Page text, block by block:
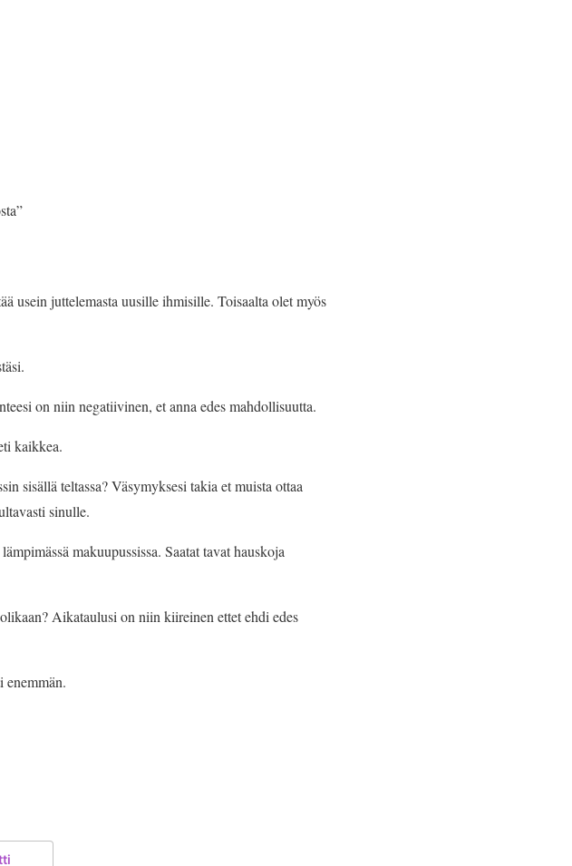
usein juttelemasta uusille ihmisille. Toisaalta olet myös
on niin negatiivinen, et anna edes mahdollisuutta.
kaikkea.
sisällä teltassa? Väsymyksesi takia et muista ottaa
sinulle.
makuupussissa. Saatat tavat hauskoja
Aikataulusi on niin kiireinen ettet ehdi edes